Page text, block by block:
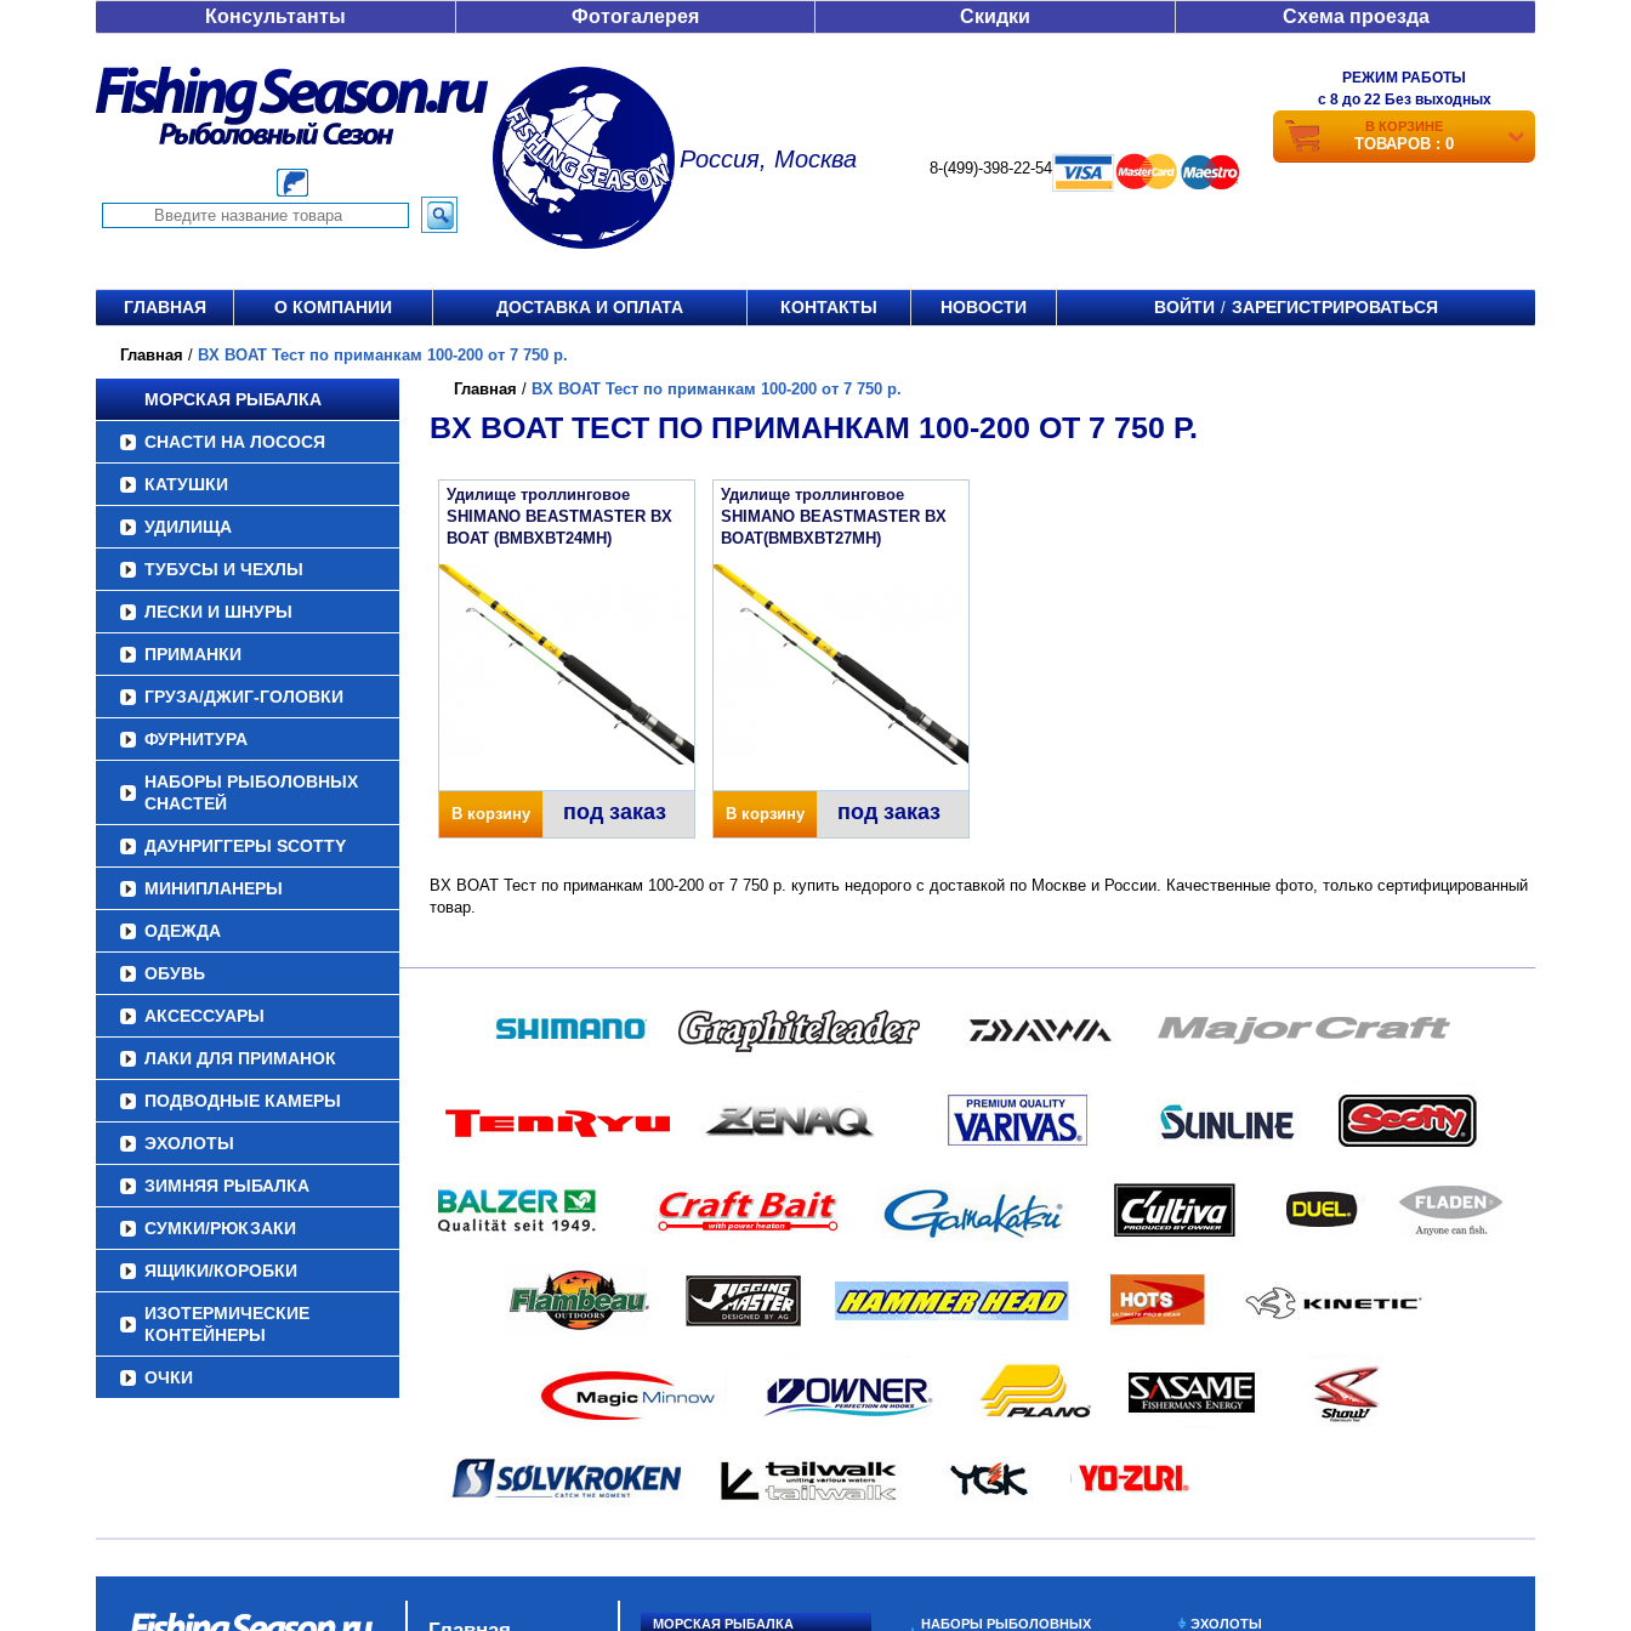
Консультанты Фотогалерея Скидки Схема проезда
Россия, Москва 8-(499)-398-22-54
РЕЖИМ РАБОТЫ
c 8 до 22 Без выходных
В КОРЗИНЕ
ТОВАРОВ : 0
ГЛАВНАЯ О КОМПАНИИ ДОСТАВКА И ОПЛАТА КОНТАКТЫ НОВОСТИ ВОЙТИ / ЗАРЕГИСТРИРОВАТЬСЯ
Главная / BX BOAT Тест по приманкам 100-200 от 7 750 р.
МОРСКАЯ РЫБАЛКА
СНАСТИ НА ЛОСОСЯ
КАТУШКИ
УДИЛИЩА
ТУБУСЫ И ЧЕХЛЫ
ЛЕСКИ И ШНУРЫ
ПРИМАНКИ
ГРУЗА/ДЖИГ-ГОЛОВКИ
ФУРНИТУРА
НАБОРЫ РЫБОЛОВНЫХ
СНАСТЕЙ
ДАУНРИГГЕРЫ SCOTTY
МИНИПЛАНЕРЫ
ОДЕЖДА
ОБУВЬ
АКСЕССУАРЫ
ЛАКИ ДЛЯ ПРИМАНОК
ПОДВОДНЫЕ КАМЕРЫ
ЭХОЛОТЫ
ЗИМНЯЯ РЫБАЛКА
СУМКИ/РЮКЗАКИ
ЯЩИКИ/КОРОБКИ
ИЗОТЕРМИЧЕСКИЕ
КОНТЕЙНЕРЫ
ОЧКИ
Главная / BX BOAT Тест по приманкам 100-200 от 7 750 р.
BX BOAT ТЕСТ ПО ПРИМАНКАМ 100-200 ОТ 7 750 Р.
Удилище троллинговое
SHIMANO BEASTMASTER BX
BOAT (BMBXBT24MH)
В корзину под заказ
Удилище троллинговое
SHIMANO BEASTMASTER BX
BOAT(BMBXBT27MH)
В корзину под заказ
BX BOAT Тест по приманкам 100-200 от 7 750 р. купить недорого с доставкой по Москве и России. Качественные фото, только сертифицированный
товар.
МОРСКАЯ РЫБАЛКА НАБОРЫ РЫБОЛОВНЫХ ЭХОЛОТЫ